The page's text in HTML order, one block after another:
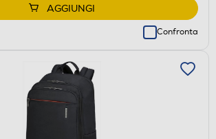
AGGIUNGI
Confronta